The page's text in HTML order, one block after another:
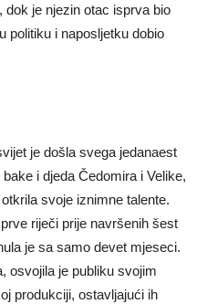
dok je njezin otac isprva bio
politiku i naposljetku dobio
je došla svega jedanaest
i djeda Čedomira i Velike,
svoje iznimne talente.
riječi prije navršenih šest
je sa samo devet mjeseci.
osvojila je publiku svojim
produkciji, ostavljajući ih